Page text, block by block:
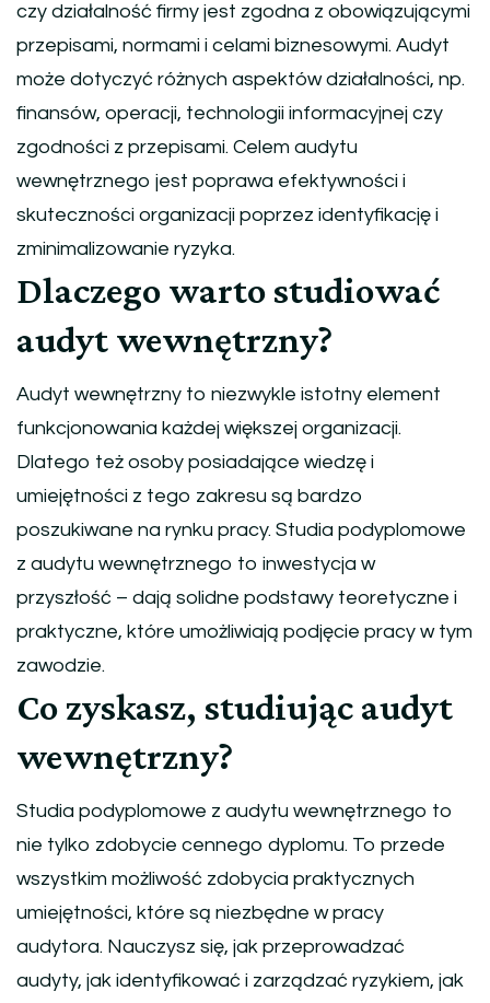
czy działalność firmy jest zgodna z obowiązującymi
przepisami, normami i celami biznesowymi. Audyt
może dotyczyć różnych aspektów działalności, np.
finansów, operacji, technologii informacyjnej czy
zgodności z przepisami. Celem audytu
wewnętrznego jest poprawa efektywności i
skuteczności organizacji poprzez identyfikację i
zminimalizowanie ryzyka.
Dlaczego warto studiować
audyt wewnętrzny?
Audyt wewnętrzny to niezwykle istotny element
funkcjonowania każdej większej organizacji.
Dlatego też osoby posiadające wiedzę i
umiejętności z tego zakresu są bardzo
poszukiwane na rynku pracy. Studia podyplomowe
z audytu wewnętrznego to inwestycja w
przyszłość – dają solidne podstawy teoretyczne i
praktyczne, które umożliwiają podjęcie pracy w tym
zawodzie.
Co zyskasz, studiując audyt
wewnętrzny?
Studia podyplomowe z audytu wewnętrznego to
nie tylko zdobycie cennego dyplomu. To przede
wszystkim możliwość zdobycia praktycznych
umiejętności, które są niezbędne w pracy
audytora. Nauczysz się, jak przeprowadzać
audyty, jak identyfikować i zarządzać ryzykiem, jak